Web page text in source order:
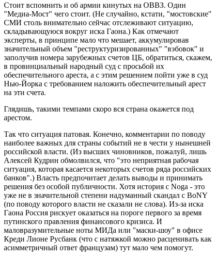
Стоит вспомнить и об армии кинутых на ОВВЗ. Один
"Медиа-Мост" чего стоит. (Не случайно, кстати, "мостовские"
СМИ столь внимательно сейчас отслеживают ситуацию,
складывающуюся вокруг иска Гаона.) Как отмечают
эксперты, в принципе мало что мешает, аккумулировав
значительный объем "реструктуризированных" "вэбовок" и
заполучив номера зарубежных счетов ЦБ, обратиться, скажем,
в провинциальный народный суд с просьбой их
обеспечительного ареста, а с этим решением пойти уже в суд
Нью-Йорка с требованием наложить обеспечительный арест
на эти счета.
Глядишь, такими темпами скоро вся страна окажется под
арестом.
Так что ситуация патовая. Конечно, комментарии по поводу
наиболее важных для страны событий не в чести у нынешней
российской власти. (Из высших чиновников, пожалуй, лишь
Алексей Кудрин обмолвился, что "это неприятная рабочая
ситуация, которая касается некоторых счетов ряда российских
банков".) Власть предпочитает делать выводы и принимать
решения без особой публичности. Хотя история с Noga - это
уже не в значительной степени надуманный скандал с BoNY
(по поводу которого власти не сказали не слова). Из-за иска
Гаона Россия рискует оказаться на пороге первого за время
путинского правления финансового кризиса. И
маловразумительные ноты МИДа или "маски-шоу" в офисе
Креди Лионе Русбанк (что с натяжкой можно расценивать как
асимметричный ответ французам) тут мало чем помогут.